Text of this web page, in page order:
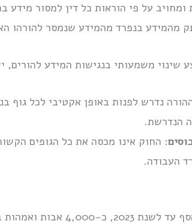
ומחויב על פי הוראות כל דין למסור
מהמידע בנפרד מהמידע שנמסר להורהו
שינוי משמעותי בנגישות המידע להורים,
נדרש לפנות באופן אקטיבי לכל גוף
הנדרשת.
: החוק אינו מכסה את כל הגופים
העבודה.
בהתאם למידע שנאסף